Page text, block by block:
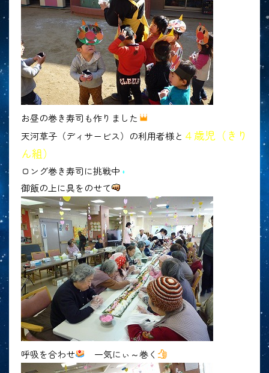
お昼の巻き寿司も作りました
天河草子（ディサービス）の利用者様と ４歳児（きり
ん組）
ロング巻き寿司に挑戦中
御飯の上に具をのせて
呼吸を合わせ 一気にぃ～巻く